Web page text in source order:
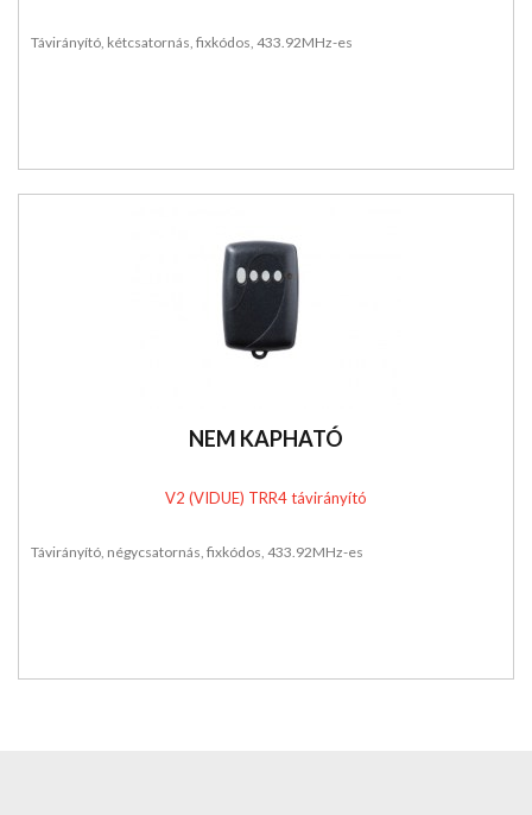
Távirányító, kétcsatornás, fixkódos, 433.92MHz-es
NEM KAPHATÓ
V2 (VIDUE) TRR4 távirányító
Távirányító, négycsatornás, fixkódos, 433.92MHz-es